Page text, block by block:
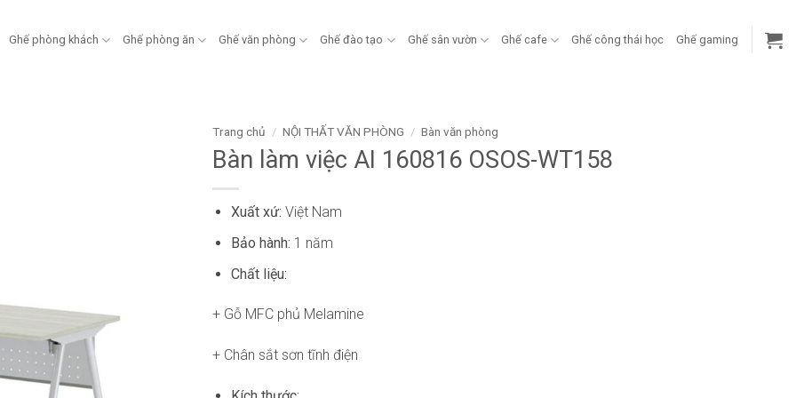
Ghế phòng khách Ghế phòng ăn Ghế văn phòng Ghế đào tạo Ghế sân vườn Ghế cafe Ghế công thái học Ghế gaming
Trang chủ / NỘI THẤT VĂN PHÒNG / Bàn văn phòng
Bàn làm việc AI 160816 OSOS-WT158
Xuất xứ: Việt Nam
Bảo hành: 1 năm
Chất liệu:
+ Gỗ MFC phủ Melamine
+ Chân sắt sơn tĩnh điện